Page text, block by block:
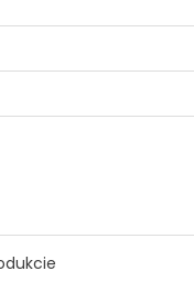
( IR3535(r) 10%